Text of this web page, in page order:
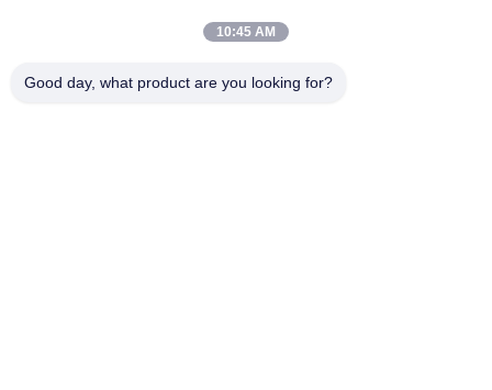
10:45 AM
Good day, what product are you looking for?